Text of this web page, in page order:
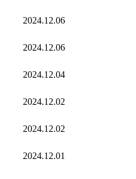
2024.12.06
2024.12.06
2024.12.04
2024.12.02
2024.12.02
2024.12.01